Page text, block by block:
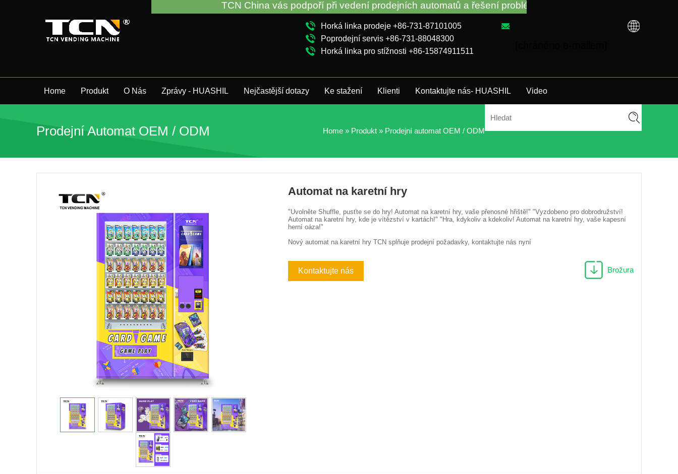
Horká linka prodeje +86-731-87101005
Poprodejní servis +86-731-88048300
Horká linka pro stížnosti +86-15874911511
Home Produkt O Nás Zprávy - HUASHIL Nejčastější dotazy Ke stažení Klienti Kontaktujte nás- HUASHIL Video
Prodejní Automat OEM / ODM Home » Produkt » Prodejní automat OEM / ODM
Automat na karetní hry
"Uvolněte Shuffle, pusťte se do hry! Automat na karetní hry, vaše přenosné hřiště!" "Vyzdobeno pro dobrodružství!
Automat na karetní hry, kde je vítězství v kartách!" "Hra, kdykoliv a kdekoliv! Automat na karetní hry, vaše kapesní
herní oáza!"
Nový automat na karetní hry TCN splňuje prodejní požadavky, kontaktujte nás nyní
Kontaktujte nás Brožura
TCN China vás podpoří při vedení prodejních automatů a řešení problémů bez ohledu na to, že jste si koupili VM od